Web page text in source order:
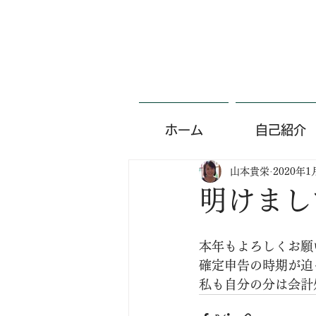
ホーム 自己紹介
明けま
山本貴栄 2020年1
本年もよろしくお
確定申告の時期が
私も自分の分は会